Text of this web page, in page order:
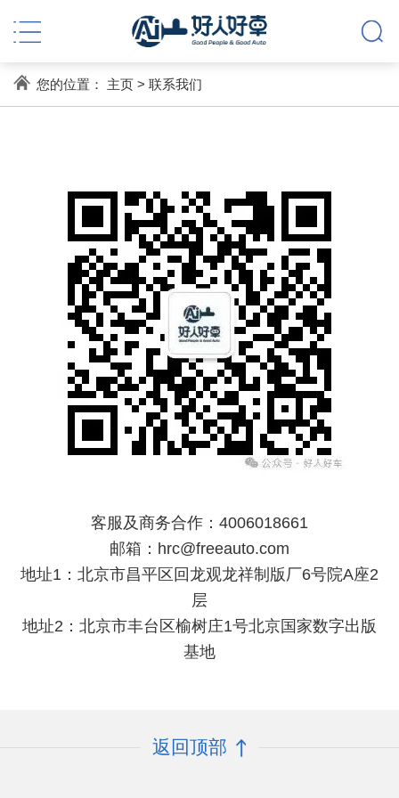
您的位置： 主页> 联系我们
客服及商务合作：4006018661
邮箱： hrc@freeauto.com
地址1：北京市昌平区回龙观龙祥制版厂6号院A座2
层
地址2：北京市丰台区榆树庄1号北京国家数字出版
基地
返回顶部